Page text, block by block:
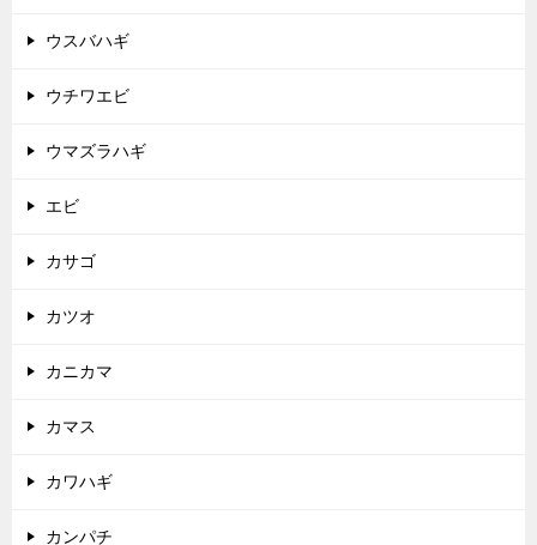
ウスバハギ
ウチワエビ
ウマズラハギ
エビ
カサゴ
カツオ
カニカマ
カマス
カワハギ
カンパチ